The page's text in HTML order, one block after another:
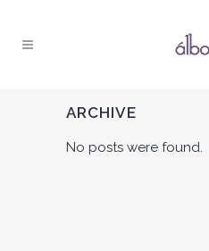
ARCHIVE
No posts were found.